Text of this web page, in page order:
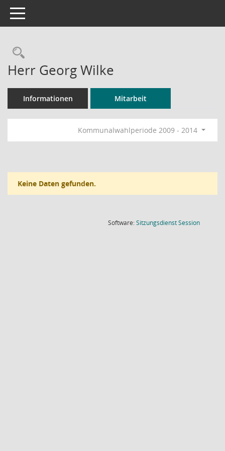
Toggle navigation
Rechercheauswahl
Herr Georg Wilke
Informationen Mitarbeit
Kommunalwahlperiode 2009 - 2014
Keine Daten gefunden.
Software:SitzungsdienstSession(Wird in